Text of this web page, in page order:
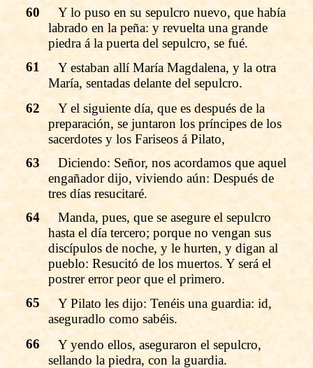
60
Y lo puso en su sepulcro nuevo, que había
labrado en la peña: y revuelta una grande
piedra á la puerta del sepulcro, se fué.
61
Y estaban allí María Magdalena, y la otra
María, sentadas delante del sepulcro.
62
Y el siguiente día, que es después de la
preparación, se juntaron los príncipes de los
sacerdotes y los Fariseos á Pilato,
63
Diciendo: Señor, nos acordamos que aquel
engañador dijo, viviendo aún: Después de
tres días resucitaré.
64
Manda, pues, que se asegure el sepulcro
hasta el día tercero; porque no vengan sus
discípulos de noche, y le hurten, y digan al
pueblo: Resucitó de los muertos. Y será el
postrer error peor que el primero.
65
Y Pilato les dijo: Tenéis una guardia: id,
aseguradlo como sabéis.
66
Y yendo ellos, aseguraron el sepulcro,
sellando la piedra, con la guardia.